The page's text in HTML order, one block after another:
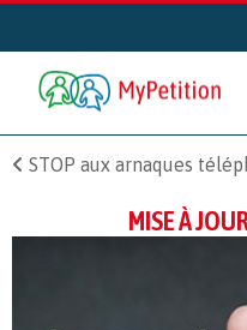
STOP aux arnaques
MISE À